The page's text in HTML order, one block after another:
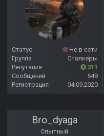
Статус
Не в сети
Группа
Сталкеры
Репутация
311
Сообщений
649
Регистрация
04.09.2020
Bro_dyaga
Опытный